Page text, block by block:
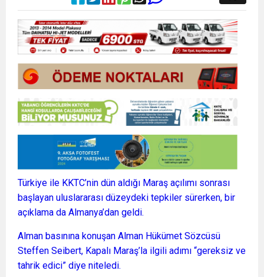
Türkiye ile KKTC’nin dün aldığı Maraş açılımı sonrası
başlayan uluslararası düzeydeki tepkiler sürerken, bir
açıklama da Almanya’dan geldi.
Alman basınına konuşan Alman Hükümet Sözcüsü
Steffen Seibert, Kapalı Maraş’la ilgili adımı “gereksiz ve
tahrik edici” diye niteledi.